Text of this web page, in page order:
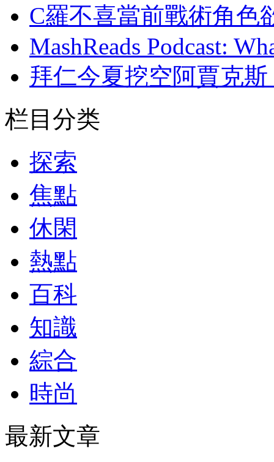
C羅不喜當前戰術角色
MashReads Podcast:
拜仁今夏挖空阿賈克斯
栏目分类
探索
焦點
休閑
熱點
百科
知識
綜合
時尚
最新文章